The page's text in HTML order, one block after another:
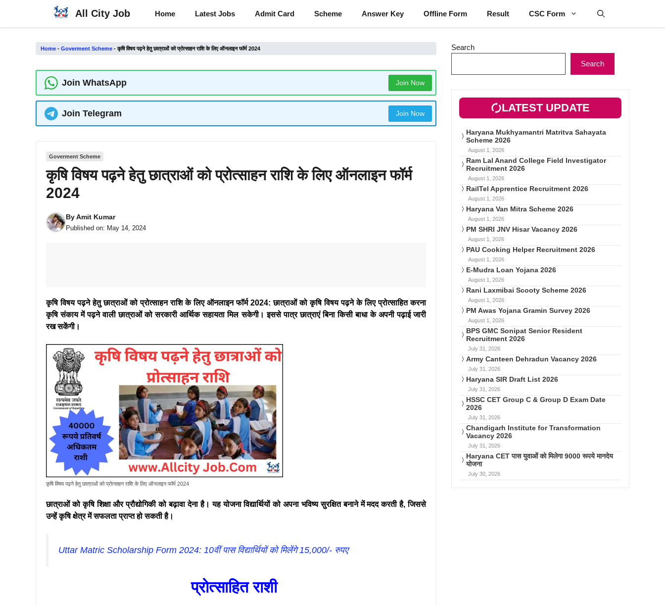
content
All City Job Home Latest Jobs Admit Card Scheme Answer Key Offline Form Result CSC Form
Home - Goverment Scheme -कृषि विषय पढ़ने हेतु छात्राओं को प्रोत्साहन राशि के लिए ऑनलाइन फॉर्म 2024
Join WhatsApp Join Now
Join Telegram Join Now
Goverment Scheme
कृषि विषय पढ़ने हेतु छात्राओं को प्रोत्साहन राशि के लिए ऑनलाइन फॉर्म
2024
ByAmit Kumar
Published on: May 14, 2024
कृषि विषय पढ़ने हेतु छात्राओं को प्रोत्साहन राशि के लिए ऑनलाइन फॉर्म 2024: छात्राओं को कृषि विषय पढ़ने के लिए प्रोत्साहित करना
कृषि संकाय में पढ़ने वाली छात्राओं को सरकारी आर्थिक सहायता मिल सकेगी। इससे पात्र छात्राएं बिना किसी बाधा के अपनी पढ़ाई जारी
रख सकेंगी।
कृषि विषय पढ़ने हेतु छात्राओं को प्रोत्साहन राशि के लिए ऑनलाइन फॉर्म 2024
छात्राओं को कृषि शिक्षा और प्रौद्योगिकी को बढ़ावा देना है। यह योजना विद्यार्थियों को अपना भविष्य सुरक्षित बनाने में मदद करती है, जिससे
उन्हें कृषि क्षेत्र में सफलता प्राप्त हो सकती है।
Uttar Matric Scholarship Form 2024: 10वीं पास विद्यार्थियों को मिलेंगे 15,000/- रुपए
प्रोत्साहित राशी
Search
Search
LATEST UPDATE
Haryana Mukhyamantri Matritva Sahayata
Scheme 2026
August 1, 2026
Ram Lal Anand College Field Investigator
Recruitment 2026
August 1, 2026
RailTel Apprentice Recruitment 2026
August 1, 2026
Haryana Van Mitra Scheme 2026
August 1, 2026
PM SHRI JNV Hisar Vacancy 2026
August 1, 2026
PAU Cooking Helper Recruitment 2026
August 1, 2026
E-Mudra Loan Yojana 2026
August 1, 2026
Rani Laxmibai Scooty Scheme 2026
August 1, 2026
PM Awas Yojana Gramin Survey 2026
August 1, 2026
BPS GMC Sonipat Senior Resident
Recruitment 2026
July 31, 2026
Army Canteen Dehradun Vacancy 2026
July 31, 2026
Haryana SIR Draft List 2026
July 31, 2026
HSSC CET Group C & Group D Exam Date
2026
July 31, 2026
Chandigarh Institute for Transformation
Vacancy 2026
July 31, 2026
Haryana CET पास युवाओं को मिलेगा 9000 रूपये मानदेय
योजना
July 30, 2026